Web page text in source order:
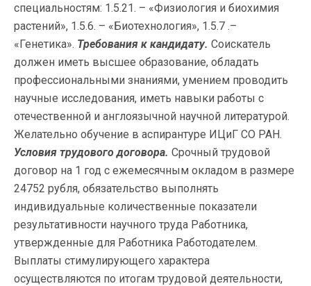
специальностям: 1.5.21. – «Физиология и биохимия
растений», 1.5.6. – «Биотехнология», 1.5.7 .–
«Генетика». Требования к кандидату. Соискатель
должен иметь высшее образование, обладать
профессиональными знаниями, умением проводить
научные исследования, иметь навыки работы с
отечественной и англоязычной научной литературой.
Желательно обучение в аспирантуре ИЦиГ СО РАН.
Условия трудового договора. Срочный трудовой
договор на 1 год с ежемесячным окладом в размере
24752 рубля, обязательство выполнять
индивидуальные количественные показатели
результативности научного труда Работника,
утвержденные для Работника Работодателем.
Выплаты стимулирующего характера
осуществляются по итогам трудовой деятельности,